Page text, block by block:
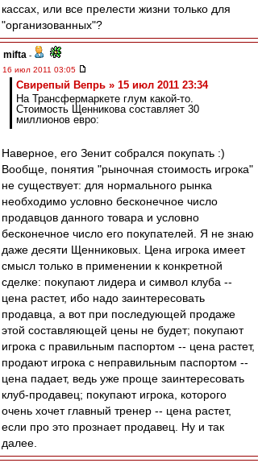
кассах, или все прелести жизни только для
"организованных"?
mifta -
16 июл 2011 03:05
Свирепый Вепрь » 15 июл 2011 23:34
На Трансфермаркете глум какой-то.
Стоимость Щенникова составляет 30
миллионов евро:
Наверное, его Зенит собрался покупать :)
Вообще, понятия "рыночная стоимость игрока"
не существует: для нормального рынка
необходимо условно бесконечное число
продавцов данного товара и условно
бесконечное число его покупателей. Я не знаю
даже десяти Щенниковых. Цена игрока имеет
смысл только в применении к конкретной
сделке: покупают лидера и символ клуба --
цена растет, ибо надо заинтересовать
продавца, а вот при последующей продаже
этой составляющей цены не будет; покупают
игрока с правильным паспортом -- цена растет,
продают игрока с неправильным паспортом --
цена падает, ведь уже проще заинтересовать
клуб-продавец; покупают игрока, которого
очень хочет главный тренер -- цена растет,
если про это прознает продавец. Ну и так
далее.